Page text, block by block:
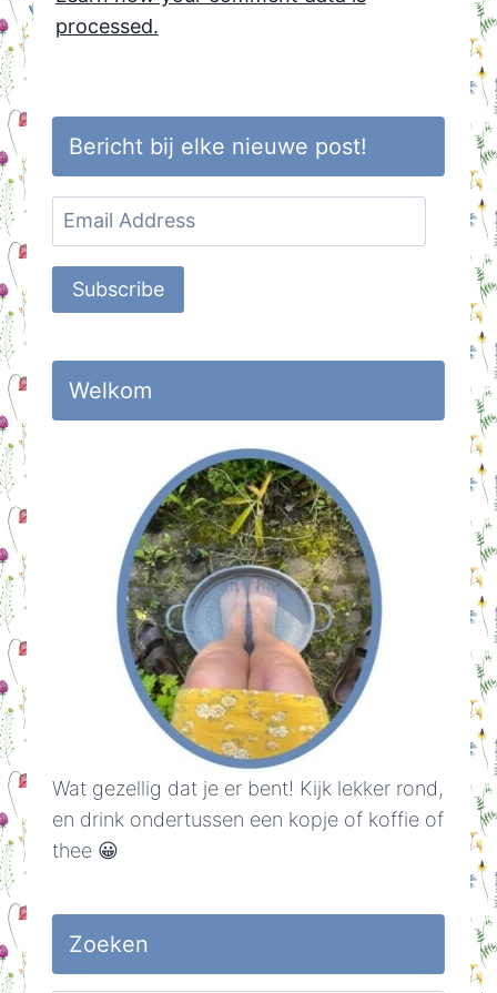
processed.
Bericht bij elke nieuwe post!
Email
Address
Subscribe
Welkom
Wat gezellig dat je er bent! Kijk lekker rond,
en drink ondertussen een kopje of koffie of
thee 😀
Zoeken